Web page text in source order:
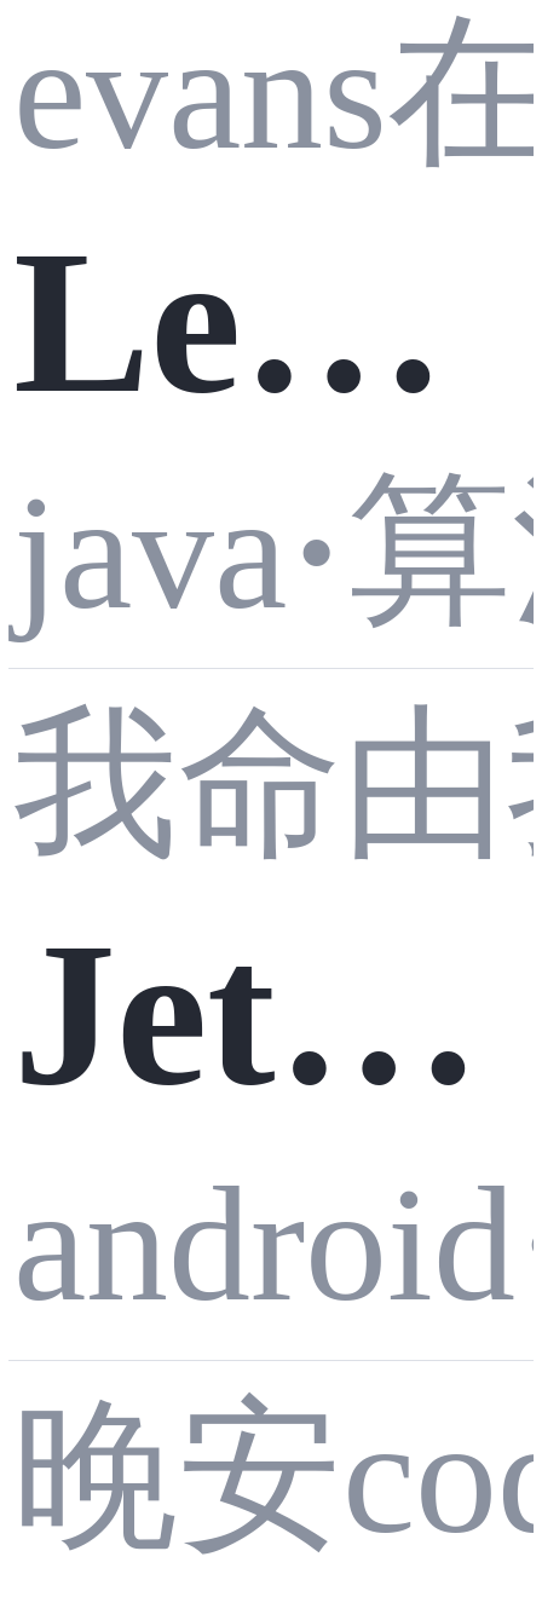
从入
门到
实
战：
用 Ja
va 实
evans
Leet
Code
189
轮转
数
java·
我命由
Jetpa
ck Co
mpos
android
晚安